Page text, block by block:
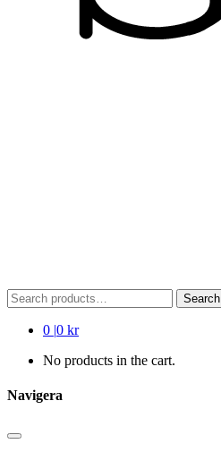
Search
for:
Search
0 |0 kr
No products in the cart.
Navigera